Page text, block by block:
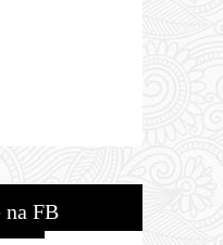
na FB